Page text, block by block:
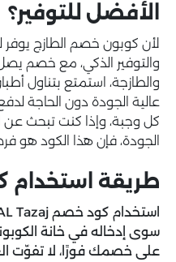
الأفضل للتوفير؟
لأن كوبون خصم الطازج يوفر
والطازجة، استمتع بتناول
عالية الجودة دون الحاجة
كل وجبة، وإذا كنت تبحث عن
الجودة، فإن هذا الكود هو
طريقة استخدام
استخدام كود خصم AL Tazaj
سوى إدخاله في خانة
على خصمك فورًا، لا تفوّت